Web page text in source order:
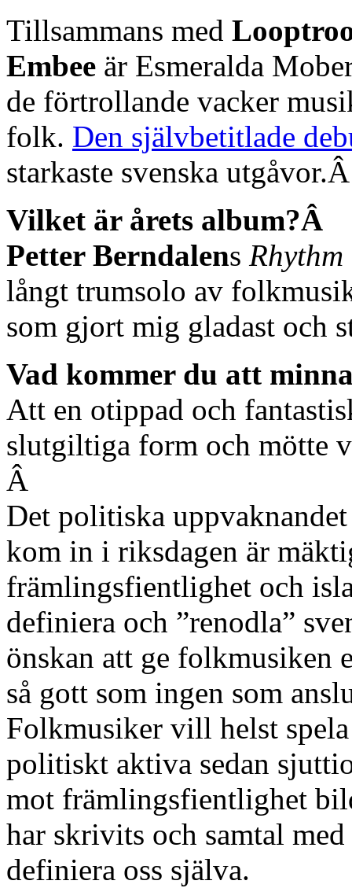
Tillsammans med
Embee är Esmeralda
de förtrollande vacker
folk. Den självbetitlade
starkaste svenska
Vilket är årets album?Â
Petter Berndalens
långt trumsolo av
som gjort mig gladast och
Vad kommer du att
Att en otippad och
slutgiltiga form och mötte
Â
Det politiska
kom in i riksdagen är
främlingsfientlighet och
definiera och ”renodla”
önskan att ge
så gott som ingen som
Folkmusiker vill helst
politiskt aktiva sedan
mot främlingsfientlighet
har skrivits och samtal
definiera oss själva.